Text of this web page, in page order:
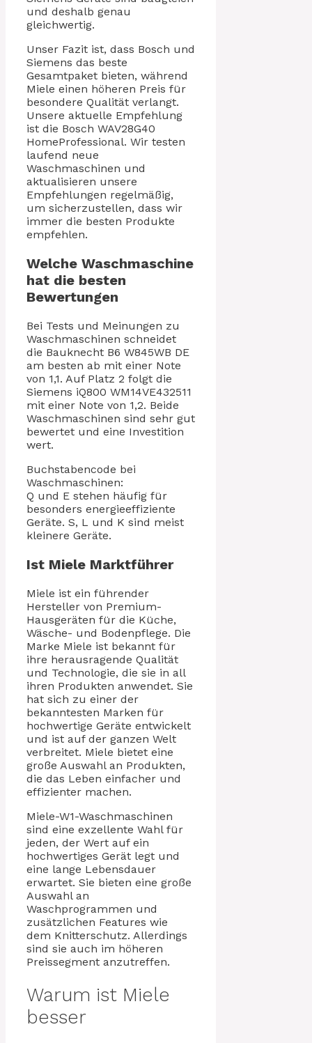
und deshalb genau
gleichwertig.
Unser Fazit ist, dass Bosch und
Siemens das beste
Gesamtpaket bieten, während
Miele einen höheren Preis für
besondere Qualität verlangt.
Unsere aktuelle Empfehlung
ist die Bosch WAV28G40
HomeProfessional. Wir testen
laufend neue
Waschmaschinen und
aktualisieren unsere
Empfehlungen regelmäßig,
um sicherzustellen, dass wir
immer die besten Produkte
empfehlen.
Welche Waschmaschine
hat die besten
Bewertungen
Bei Tests und Meinungen zu
Waschmaschinen schneidet
die Bauknecht B6 W845WB DE
am besten ab mit einer Note
von 1,1. Auf Platz 2 folgt die
Siemens iQ800 WM14VE432511
mit einer Note von 1,2. Beide
Waschmaschinen sind sehr gut
bewertet und eine Investition
wert.
Buchstabencode bei
Waschmaschinen:
Q und E stehen häufig für
besonders energieeffiziente
Geräte. S, L und K sind meist
kleinere Geräte.
Ist Miele Marktführer
Miele ist ein führender
Hersteller von Premium-
Hausgeräten für die Küche,
Wäsche- und Bodenpflege. Die
Marke Miele ist bekannt für
ihre herausragende Qualität
und Technologie, die sie in all
ihren Produkten anwendet. Sie
hat sich zu einer der
bekanntesten Marken für
hochwertige Geräte entwickelt
und ist auf der ganzen Welt
verbreitet. Miele bietet eine
große Auswahl an Produkten,
die das Leben einfacher und
effizienter machen.
Miele-W1-Waschmaschinen
sind eine exzellente Wahl für
jeden, der Wert auf ein
hochwertiges Gerät legt und
eine lange Lebensdauer
erwartet. Sie bieten eine große
Auswahl an
Waschprogrammen und
zusätzlichen Features wie
dem Knitterschutz. Allerdings
sind sie auch im höheren
Preissegment anzutreffen.
Warum ist Miele
besser